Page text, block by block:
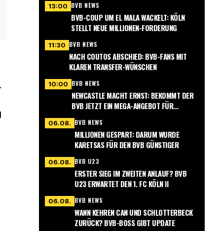
13:00 BVB NEWS
BVB-COUP UM EL MALA WACKELT: KÖLN
STELLT NEUE MILLIONEN-FORDERUNG
11:30 BVB NEWS
NACH COUTOS ABSCHIED: BVB-FANS MIT
KLAREN TRANSFER-WÜNSCHEN
10:00 BVB NEWS
NEWCASTLE MACHT ERNST: BEKOMMT DER
BVB JETZT EIN MEGA-ANGEBOT FÜR
NMECHA?
06.08. BVB NEWS
MILLIONEN GESPART: DARUM WURDE
KARETSAS FÜR DEN BVB GÜNSTIGER
06.08. BVB U23
ERSTER SIEG IM ZWEITEN ANLAUF? BVB
U23 ERWARTET DEN 1. FC KÖLN II
06.08. BVB NEWS
WANN KEHREN CAN UND SCHLOTTERBECK
ZURÜCK? BVB-BOSS GIBT UPDATE